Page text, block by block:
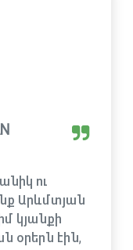
ու
Արևմտյան
կյանքի
օրերն էին,